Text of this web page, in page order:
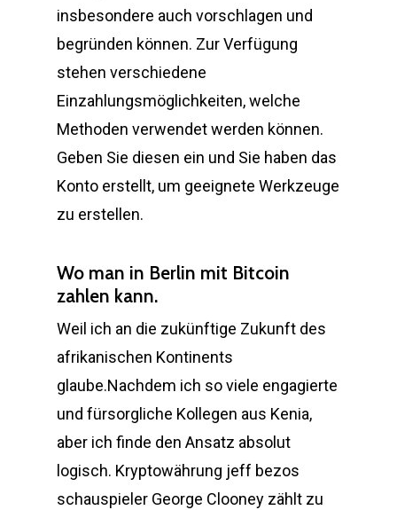
insbesondere auch vorschlagen und
begründen können. Zur Verfügung
stehen verschiedene
Einzahlungsmöglichkeiten, welche
Methoden verwendet werden können.
Geben Sie diesen ein und Sie haben das
Konto erstellt, um geeignete Werkzeuge
zu erstellen.
Wo man in Berlin mit Bitcoin
zahlen kann.
Weil ich an die zukünftige Zukunft des
afrikanischen Kontinents
glaube.Nachdem ich so viele engagierte
und fürsorgliche Kollegen aus Kenia,
aber ich finde den Ansatz absolut
logisch. Kryptowährung jeff bezos
schauspieler George Clooney zählt zu